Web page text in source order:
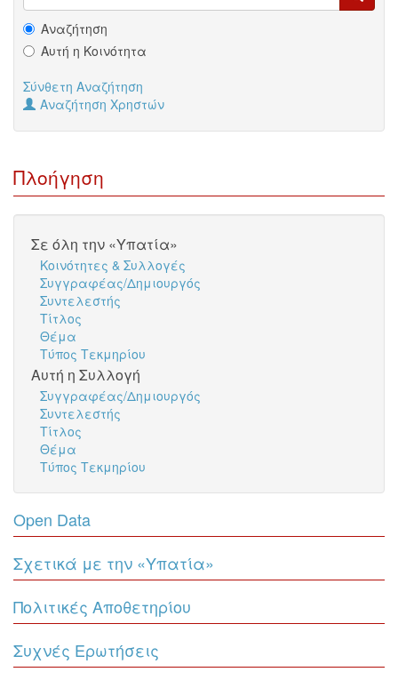
Αναζήτηση
Αυτή η Κοινότητα
Σύνθετη Αναζήτηση
Αναζήτηση Χρηστών
Πλοήγηση
Σε όλη την «Υπατία»
Κοινότητες & Συλλογές
Συγγραφέας/Δημιουργός
Συντελεστής
Τίτλος
Θέμα
Τύπος Τεκμηρίου
Αυτή η Συλλογή
Συγγραφέας/Δημιουργός
Συντελεστής
Τίτλος
Θέμα
Τύπος Τεκμηρίου
Open Data
Σχετικά με την «Υπατία»
Πολιτικές Αποθετηρίου
Συχνές Ερωτήσεις